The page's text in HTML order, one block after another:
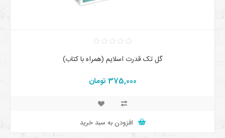
گل تک قدرت اسلایم (همراه با کتاب)
375,000 تومان
افزودن به سبد خرید